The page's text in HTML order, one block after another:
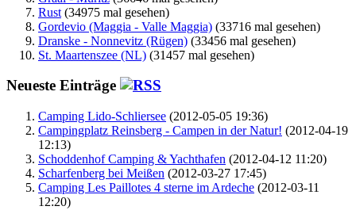
Rust (34975 mal gesehen)
Gordevio (Maggia - Valle Maggia) (33716 mal gesehen)
Dranske - Nonnevitz (Rügen) (33456 mal gesehen)
St. Maartenszee (NL) (31457 mal gesehen)
Neueste Einträge
Camping Lido-Schliersee (2012-05-05 19:36)
Campingplatz Reinsberg - Campen in der Natur! (2012-04-19
12:13)
Schoddenhof Camping & Yachthafen (2012-04-12 11:20)
Scharfenberg bei Meißen (2012-03-27 17:45)
Camping Les Paillotes 4 sterne im Ardeche (2012-03-11
12:20)